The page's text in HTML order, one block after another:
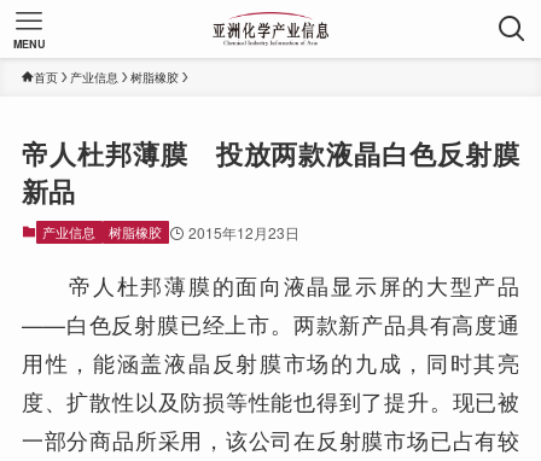
MENU
首页 产业信息 树脂橡胶
帝人杜邦薄膜 投放两款液晶白色反射膜
新品
产业信息 树脂橡胶 2015年12月23日
帝人杜邦薄膜的面向液晶显示屏的大型产品
——白色反射膜已经上市。两款新产品具有高度通
用性，能涵盖液晶反射膜市场的九成，同时其亮
度、扩散性以及防损等性能也得到了提升。现已被
一部分商品所采用，该公司在反射膜市场已占有较